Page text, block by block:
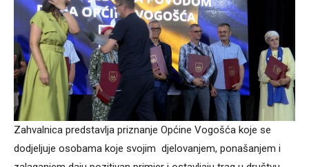
Zahvalnica predstavlja priznanje Općine Vogošća koje se
dodjeljuje osobama koje svojim djelovanjem, ponašanjem i